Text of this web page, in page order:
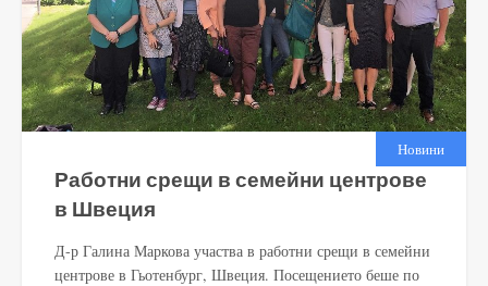
Новини
Работни срещи в семейни центрове
в Швеция
Д-р Галина Маркова участва в работни срещи в семейни
центрове в Гьотенбург, Швеция. Посещението беше по